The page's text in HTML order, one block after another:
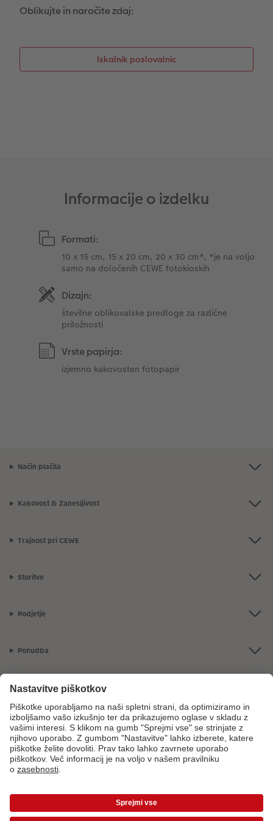
Takojšnja nalepka
Fototrak
Oblikujte in naročite zdaj:
Iskalnik poslovalnic
Informacije o izdelku
Formati:
10 x 15 cm, 15 x 20 cm, 20 x 30 cm*, *je na voljo
samo na določenih CEWE fotokioskih
Dizajn:
številne oblikovalske predloge za različne
priložnosti
Vrste papirja:
izjemno kakovosten fotopapir
Način plačila
Kakovost & Zanesljivost
Trajnost pri CEWE
Storitve
Podjetje
Ponudba
CEWE Fotosvet
na sledečo telefonsko številko:08 205 91 91od ponedeljka do petka: 8:00
– 17:00